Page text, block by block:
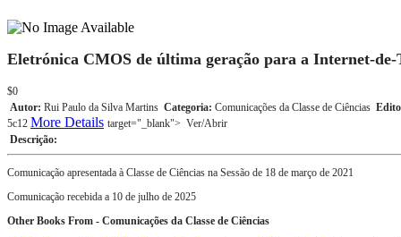
Eletrónica CMOS de última geração para a Internet-
$0
Autor: Rui Paulo da Silva Martins Categoria: Comunicações da Classe de Ciências
5c12 More Details target="_blank"> Ver/Abrir
Descrição:
Comunicação apresentada à Classe de Ciências na Sessão de 18 de março de 2021
Comunicação recebida a 10 de julho de 2025
Other Books From - Comunicações da Classe de Ciências